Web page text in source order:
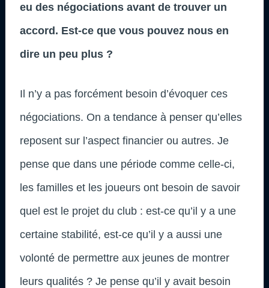
eu des négociations avant de trouver un
accord. Est-ce que vous pouvez nous en
dire un peu plus ?
Il n’y a pas forcément besoin d’évoquer ces
négociations. On a tendance à penser qu’elles
reposent sur l’aspect financier ou autres. Je
pense que dans une période comme celle-ci,
les familles et les joueurs ont besoin de savoir
quel est le projet du club : est-ce qu’il y a une
certaine stabilité, est-ce qu’il y a aussi une
volonté de permettre aux jeunes de montrer
leurs qualités ? Je pense qu’il y avait besoin